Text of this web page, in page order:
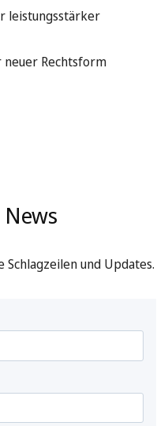
leistungsstärker
Rechtsform
und Updates.